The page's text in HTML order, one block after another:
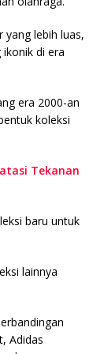
yang lebih luas,
ikonik di era
era 2000-an
koleksi
Tekanan
baru untuk
lainnya
Adidas